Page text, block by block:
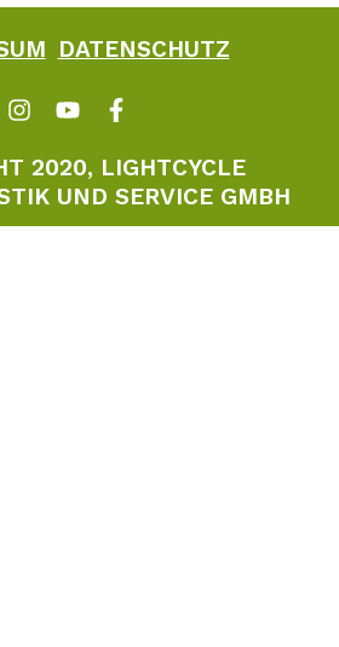
DATENSCHUTZ
2020, LIGHTCYCLE
UND SERVICE GMBH